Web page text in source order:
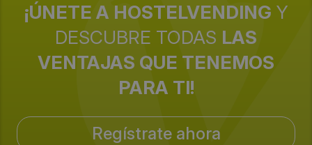
¡ÚNETE A HOSTELVENDING Y
DESCUBRE TODAS LAS
VENTAJAS QUE TENEMOS
PARA TI!
Regístrate ahora